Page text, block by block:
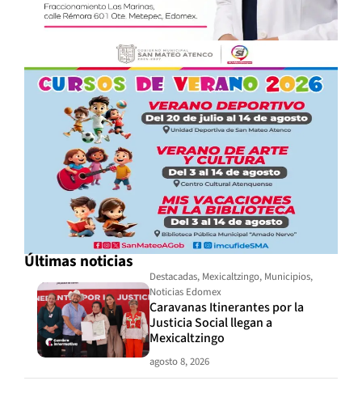
Últimas noticias
Destacadas, Mexicaltzingo, Municipios,
Noticias Edomex
Caravanas Itinerantes por la
Justicia Social llegan a
Mexicaltzingo
agosto 8, 2026